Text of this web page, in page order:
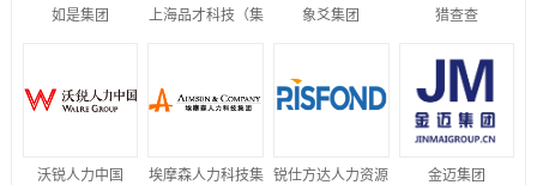
如是集团 上海品才科技（集 象爻集团 猎查查
沃锐人力中国 埃摩森人力科技集 锐仕方达人力资源 金迈集团